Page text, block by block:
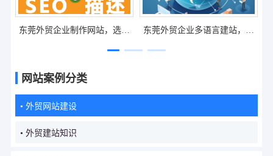
东莞外贸企业制作网站，选模
东莞外贸企业多语言建站，如
网站案例分类
• 外贸网站建设
• 外贸建站知识